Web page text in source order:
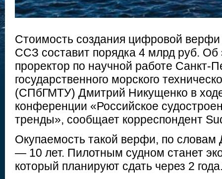
Стоимость создания цифровой верфи
ССЗ составит порядка 4 млрд руб.
проректор по научной работе Санкт-
государственного морского
(СПбГМТУ) Дмитрий Никущенко в
конференции «Российское
тренды», сообщает корреспондент
Окупаемость такой верфи, по
— 10 лет. Пилотным судном станет
который планируют сдать через 2